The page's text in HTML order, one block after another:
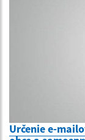
Určenie e-